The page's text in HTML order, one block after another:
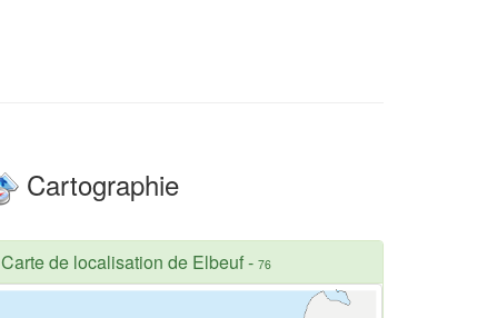
Cartographie
Carte de localisation de Elbeuf- 76